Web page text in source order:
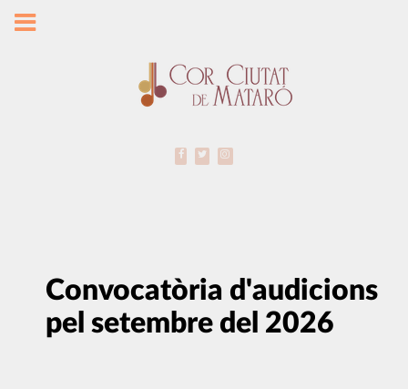
Convocatòria d'audicions
pel setembre del 2026